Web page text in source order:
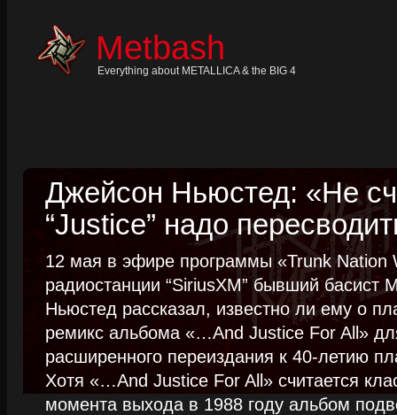
Metbash
Everything about METALLICA & the BIG 4
Джейсон Ньюстед: «Не
“Justice” надо
12 мая в эфире программы «Trunk Nation
радиостанции “SiriusXM” бывший басист
Ньюстед рассказал, известно ли ему о
ремикс альбома «…And Justice For All»
расширенного переиздания к 40-летию
Хотя «…And Justice For All» считается
момента выхода в 1988 году альбом